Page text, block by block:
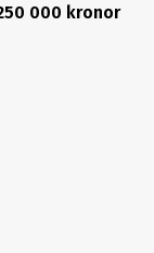
000 kronor